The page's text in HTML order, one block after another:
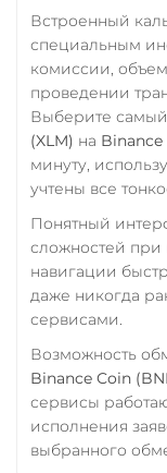
Встроенный
специальным
комиссии,
проведении
Выберите
(XLM) на Binance
минуту,
учтены все
Понятный
сложностей при
навигации
даже никогда
сервисами.
Возможность
Binance Coin
сервисы
исполнения
выбранного